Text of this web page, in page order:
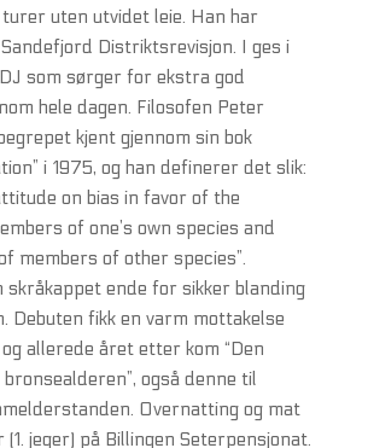
uten utvidet leie. Han har
Distriktsrevisjon. I ges i
som sørger for ekstra god
hele dagen. Filosofen Peter
kjent gjennom sin bok
i 1975, og han definerer det slik:
on bias in favor of the
of one’s own species and
members of other species”.
skråkappet ende for sikker blanding
Debuten fikk en varm mottakelse
allerede året etter kom “Den
også denne til
Overnatting og mat
jeger) på Billingen Seterpensjonat.